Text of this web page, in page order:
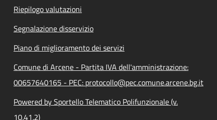
Riepilogo valutazioni
Segnalazione disservizio
Piano di miglioramento dei servizi
Comune di Arcene - Partita IVA dell'amministrazione:
00657640165 - PEC: protocollo@pec.comune.arcene.bg.it
Powered by Sportello Telematico Polifunzionale (v.
10.41.2)